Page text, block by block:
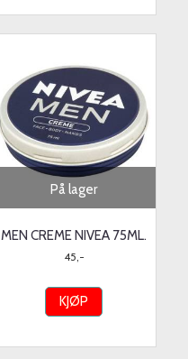
På lager
MEN CREME NIVEA 75ML.
45,-
KJØP